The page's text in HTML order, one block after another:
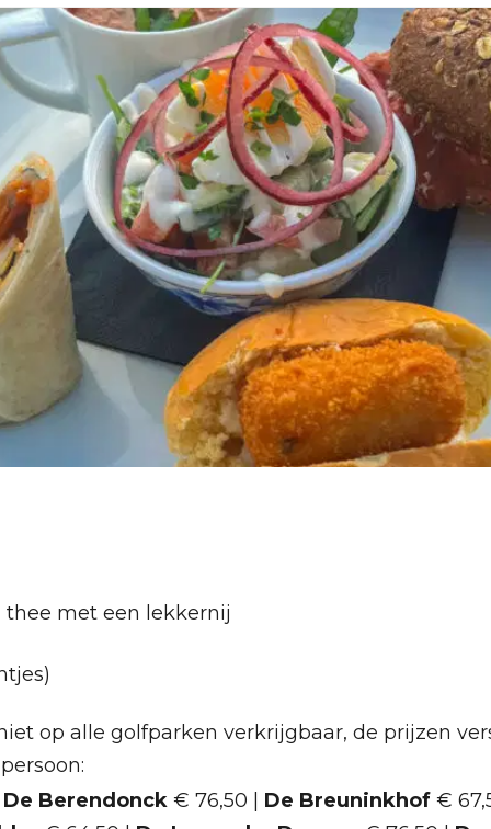
met een lekkernij
op alle golfparken verkrijgbaar, de prijzen
De Berendonck € 76,50 | De Breuninkhof €